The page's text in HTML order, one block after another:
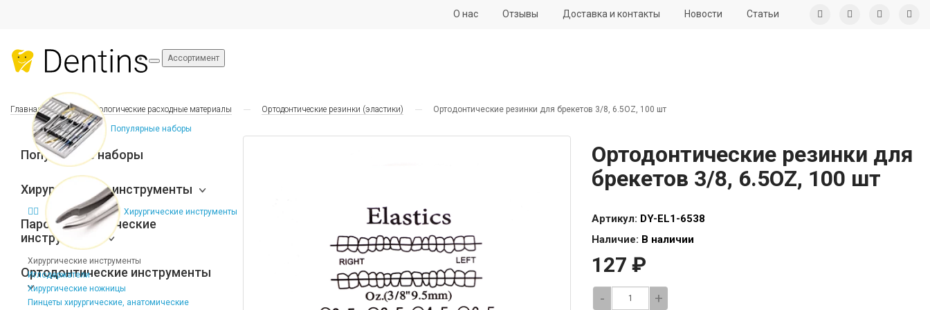
О нас Отзывы Доставка и контакты Новости Статьи
Ассортимент
Популярные наборы
Хирургические инструменты
Хирургические инструменты
Иглодержатели
Хирургические ножницы
Пинцеты хирургические, анатомические
Главная Стоматологические расходные материалы Ортодонтические резинки (эластики) Ортодонтические резинки для брекетов 3/8, 6.5OZ, 100 шт
Популярные наборы
Хирургические инструменты
Пародонтологические
инструменты
Ортодонтические инструменты
Ортодонтические резинки для
брекетов 3/8, 6.5OZ, 100 шт
Артикул: DY-EL1-6538
Наличие: В наличии
127 ₽
- +